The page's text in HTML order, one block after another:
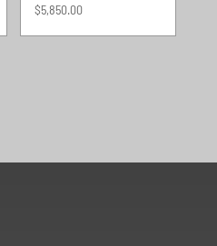
$5,850.00